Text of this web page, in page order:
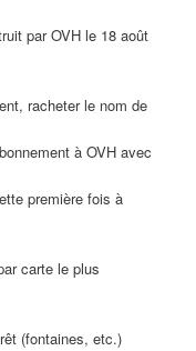
par OVH le 18 août
racheter le nom de
à OVH avec
première fois à
carte le plus
(fontaines, etc.)